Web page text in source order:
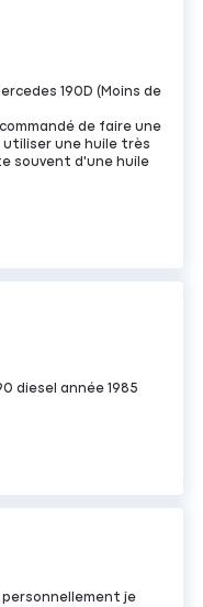
190D (Moins de
de faire une
utiliser une huile très
souvent d'une huile
diesel année 1985
personnellement je